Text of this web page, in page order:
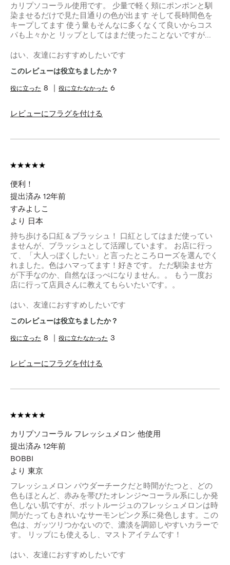
カリプソコーラル使用です。 少量で軽く頬にポンポンと馴
染ませるだけで見た目通りの色が出ます そして長時間色を
キープしてます 使う量もそんなに多くなくて良いからコス
パも上々かと リップとしてはまだ使ったことないですが...
はい、友達におすすめしたいです
このレビューは役立ちましたか？
8 6
レビューにフラグを付ける
便利！
提出済み 12年前
すみよしこ
より 日本
持ち歩ける口紅＆ブラッシュ！ 口紅としてはまだ使ってい
ませんが、ブラッシュとして活躍しています。 お店に行っ
て、「大人っぽくしたい」と言ったところローズを選んでく
れました。色はハマってます！好きです。 ただ馴染ませ方
が下手なのか、自然なほっぺになりません。。 もう一度お
店に行って店員さんに教えてもらいたいです。。
はい、友達におすすめしたいです
このレビューは役立ちましたか？
8 3
レビューにフラグを付ける
カリプソコーラル フレッシュメロン 他使用
提出済み 12年前
BOBBI
より 東京
フレッシュメロン パウダーチークだと時間がたつと、どの
色もほとんど、赤みを帯びたオレンジ〜コーラル系にしか発
色しない肌ですが、ポットルージュのフレッシュメロンは時
間がたってもきれいなサーモンピンク系に発色します。この
色は、ガッツリつかないので、濃淡を調節しやすいカラーで
す。 リップにも使えるし、マストアイテムです！
はい、友達におすすめしたいです